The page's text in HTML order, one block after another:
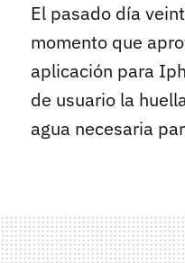
El pasado día
momento que
aplicación para
de usuario la
agua necesaria